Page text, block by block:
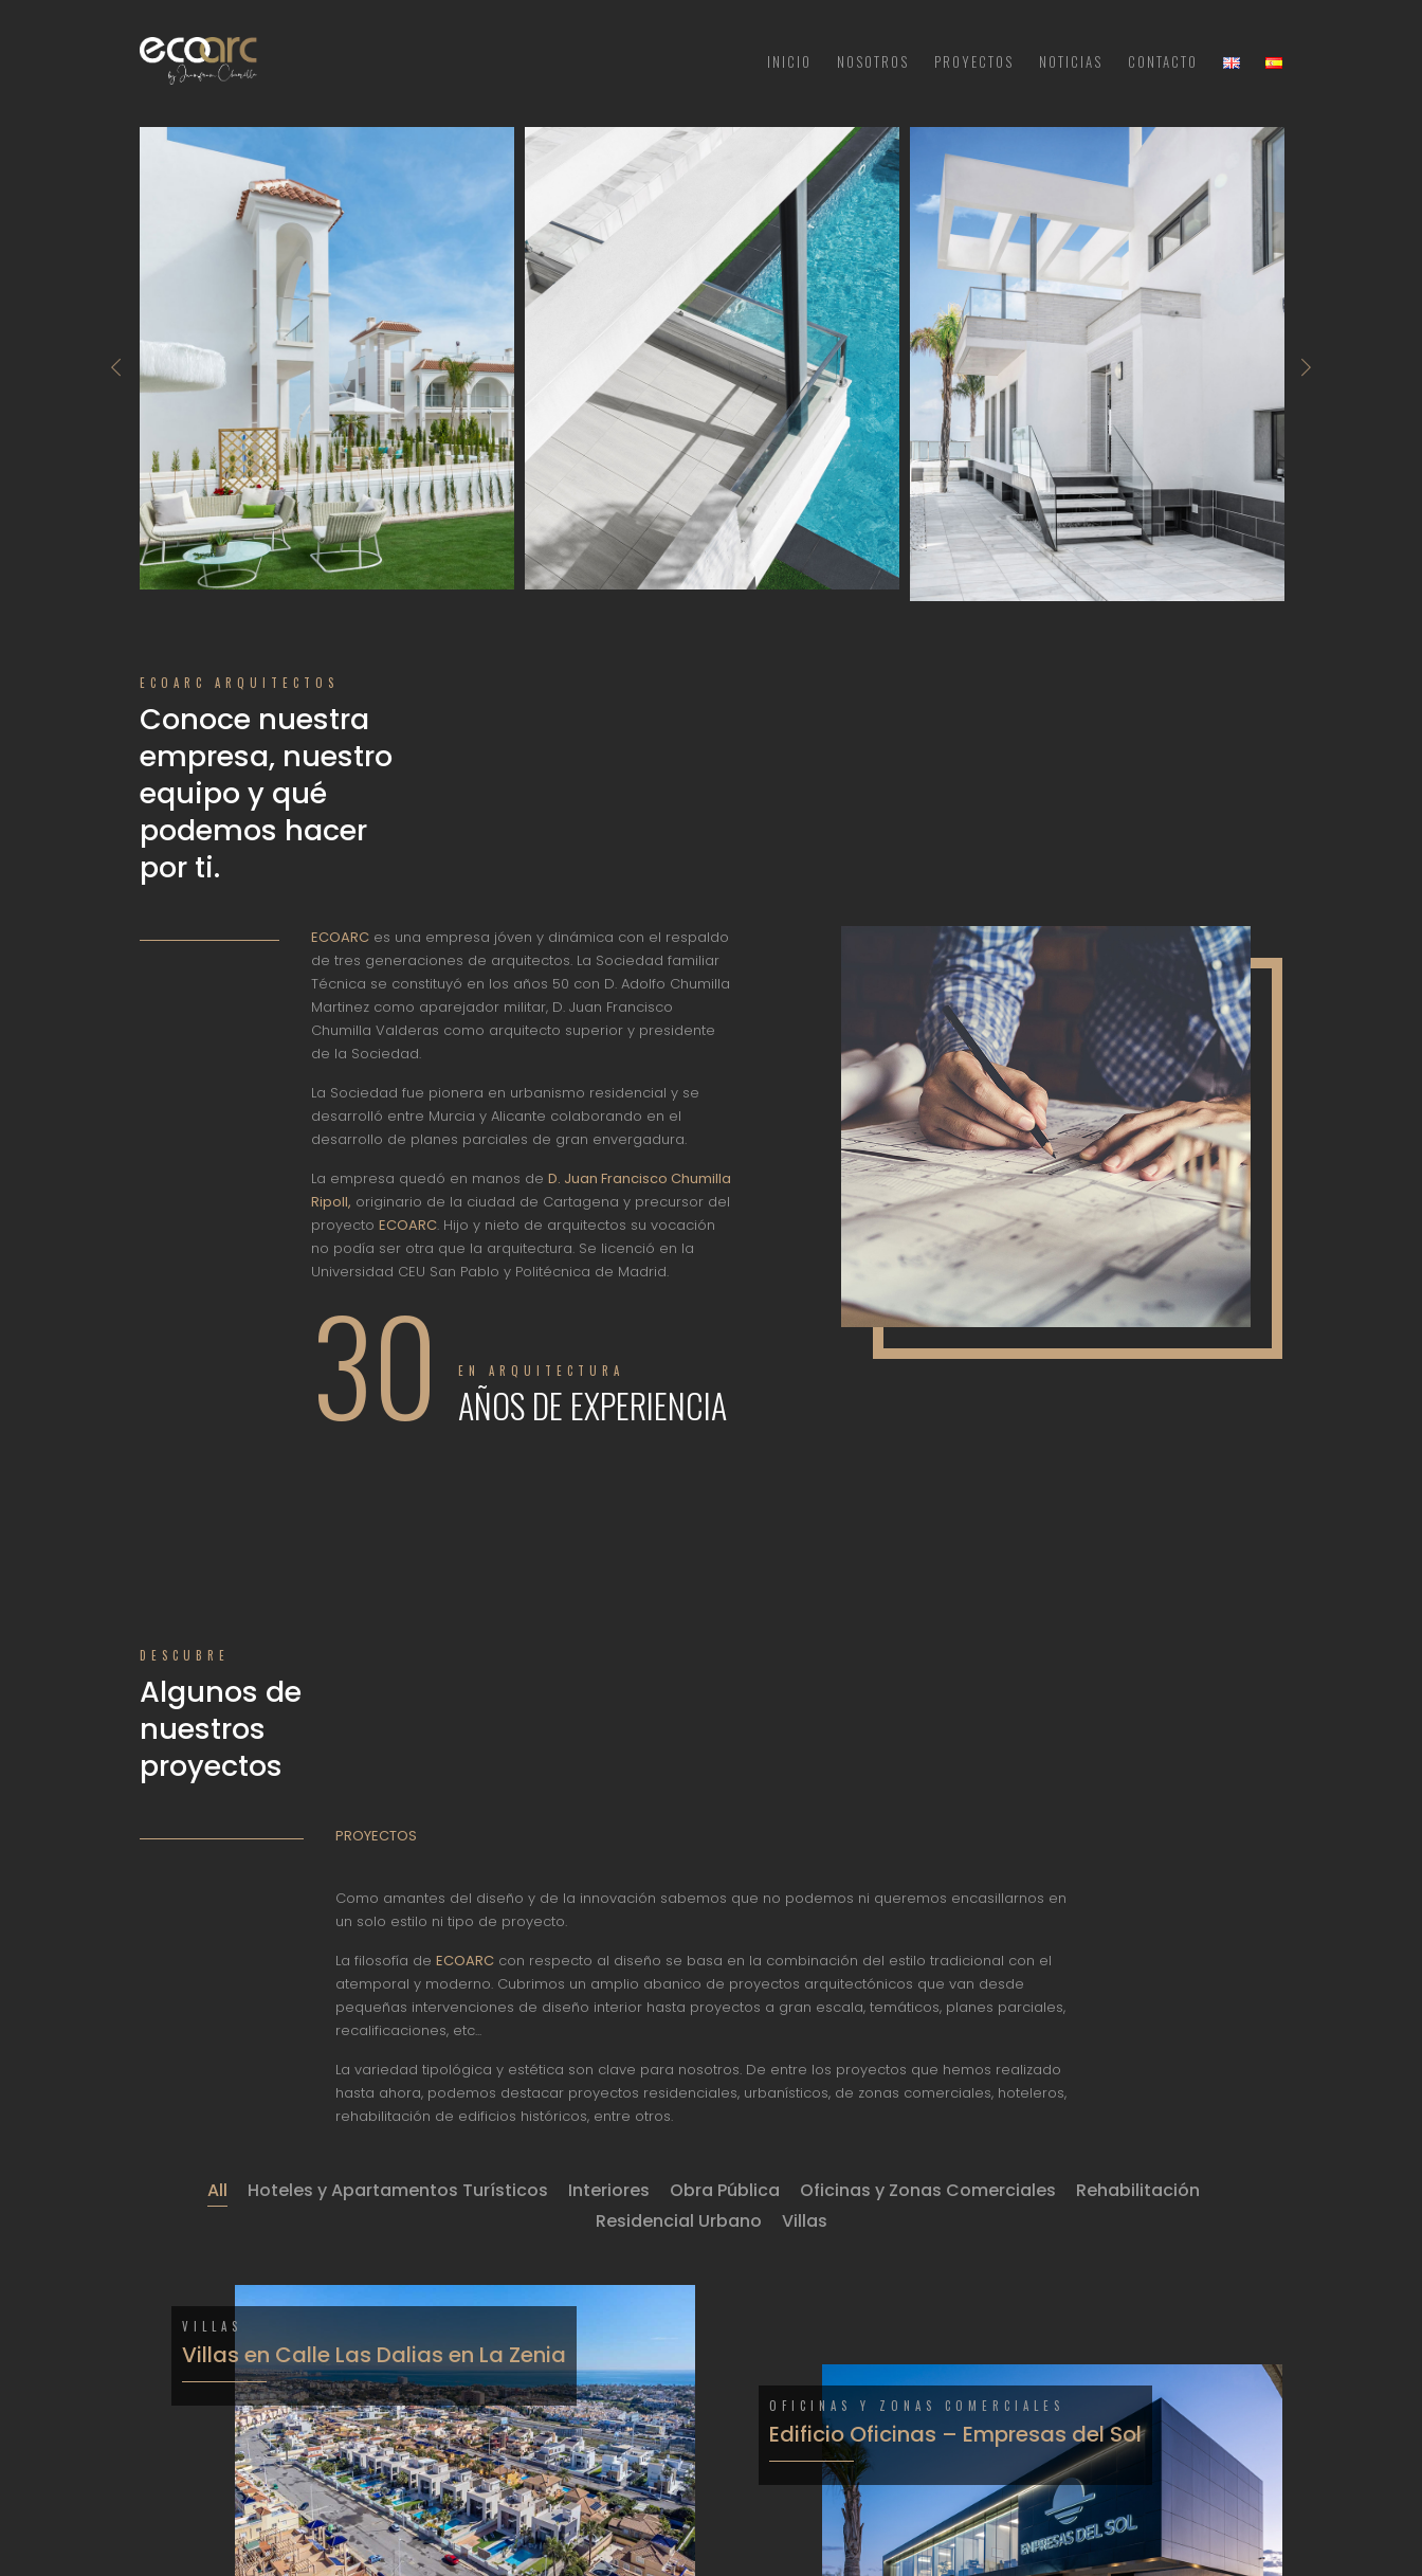
INICIO NOSOTROS PROYECTOS NOTICIAS CONTACTO
ECOARC ARQUITECTOS
Conoce nuestra
empresa, nuestro
equipo y qué
podemos hacer
por ti.
ECOARCes una empresa jóven y dinámica con el respaldo
de tres generaciones de arquitectos. La Sociedad familiar
Técnica se constituyó en los años 50 con D. Adolfo Chumilla
Martinez como aparejador militar, D. Juan Francisco
Chumilla Valderas como arquitecto superior y presidente
de la Sociedad.
La Sociedad fue pionera en urbanismo residencial y se
desarrolló entre Murcia y Alicante colaborando en el
desarrollo de planes parciales de gran envergadura.
La empresa quedó en manos de D. Juan Francisco Chumilla
Ripoll, originario de la ciudad de Cartagena y precursor del
proyecto ECOARC. Hijo y nieto de arquitectos su vocación
no podía ser otra que la arquitectura. Se licenció en la
Universidad CEU San Pablo y Politécnica de Madrid.
30 EN ARQUITECTURA
AÑOS DE EXPERIENCIA
DESCUBRE
Algunos de
nuestros
proyectos
PROYECTOS
Como amantes del diseño y de la innovación sabemos que no podemos ni queremos encasillarnos en
un solo estilo ni tipo de proyecto.
La filosofía de ECOARC con respecto al diseño se basa en la combinación del estilo tradicional con el
atemporal y moderno. Cubrimos un amplio abanico de proyectos arquitectónicos que van desde
pequeñas intervenciones de diseño interior hasta proyectos a gran escala, temáticos, planes parciales,
recalificaciones, etc...
La variedad tipológica y estética son clave para nosotros. De entre los proyectos que hemos realizado
hasta ahora, podemos destacar proyectos residenciales, urbanísticos, de zonas comerciales, hoteleros,
rehabilitación de edificios históricos, entre otros.
All Hoteles y Apartamentos Turísticos Interiores Obra Pública Oficinas y Zonas Comerciales
Rehabilitación
Residencial Urbano
Villas
VILLAS
Villas en Calle Las Dalias en La Zenia
OFICINAS Y ZONAS COMERCIALES
Edificio Oficinas – Empresas del Sol